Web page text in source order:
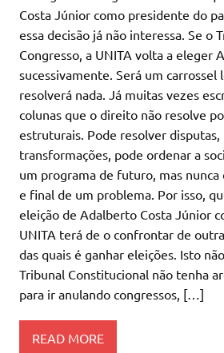
Costa Júnior como presidente do
essa decisão já não interessa. Se o
Congresso, a UNITA volta a eleger
sucessivamente. Será um carrossel
resolverá nada. Já muitas vezes
colunas que o direito não resolve
estruturais. Pode resolver disputas,
transformações, pode ordenar a
um programa de futuro, mas nunca
e final de um problema. Por isso,
eleição de Adalberto Costa Júnior
UNITA terá de o confrontar de
das quais é ganhar eleições. Isto
Tribunal Constitucional não tenha
para ir anulando congressos, […]
READ MORE